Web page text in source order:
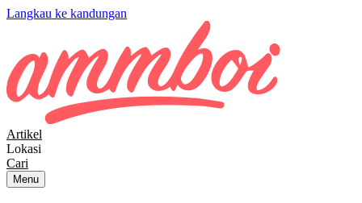
Langkau ke kandungan
Artikel
Lokasi
Cari
Menu